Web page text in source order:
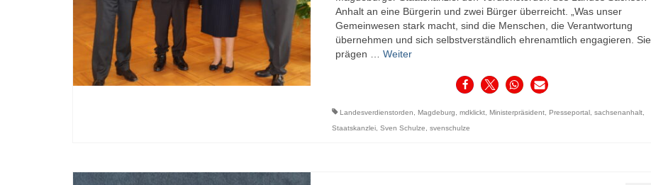
Anhalt an eine Bürgerin und zwei Bürger überreicht. „Was unser
Gemeinwesen stark macht, sind die Menschen, die Verantwortung
übernehmen und sich selbstverständlich ehrenamtlich engagieren. Sie
prägen … Weiter
Landesverdienstorden Magdeburg mdklickt, Ministerpräsident, Presseportal, sachsenanhalt,
Staatskanzlei, Sven Schulze svenschulze